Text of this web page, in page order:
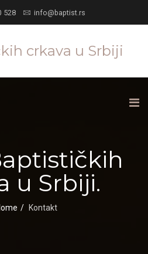
528 info@baptist.rs
crkava u Srbiji
u Srbiji.
Kontakt